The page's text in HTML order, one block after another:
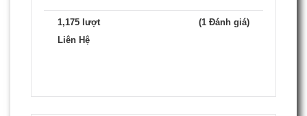
1,175 lượt
(1 Đánh giá)
Liên Hệ